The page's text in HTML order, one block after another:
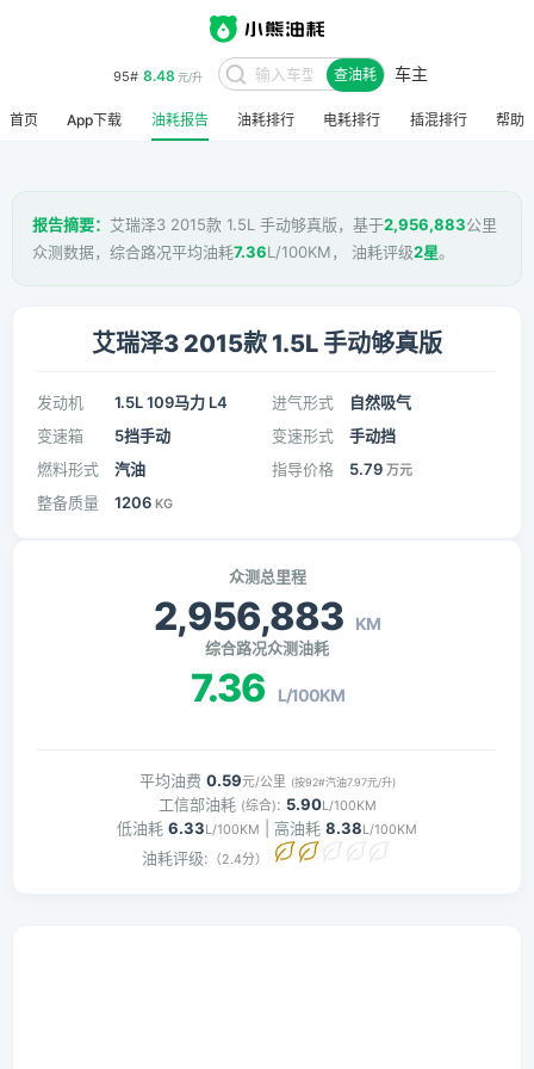
95# 8.48 元/升 查油耗 车主
首页 App下载 油耗报告 油耗排行 电耗排行 插混排行 帮助
报告摘要： 艾瑞泽3 2015款 1.5L 手动够真版，基于2,956,883公里
众测数据，综合路况平均油耗7.36L/100KM， 油耗评级2星。
艾瑞泽3 2015款 1.5L 手动够真版
发动机 1.5L 109马力 L4 进气形式
自然吸气
变速箱
5挡手动 变速形式
手动挡
燃料形式
汽油 指导价格 5.79 万元
整备质量 1206 KG
众测总里程
2,956,883 KM
综合路况众测油耗
7.36 L/100KM
平均油费 0.59元/公里 (按92#汽油7.97元/升)
工信部油耗 (综合): 5.90L/100KM
低油耗 6.33L/100KM | 高油耗 8.38L/100KM
油耗评级: （2.4分）